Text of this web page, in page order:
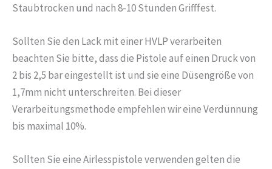
Staubtrocken und nach 8-10 Stunden Grifffest.
Sollten Sie den Lack mit einer HVLP verarbeiten
beachten Sie bitte, dass die Pistole auf einen Druck von
2 bis 2,5 bar eingestellt ist und sie eine Düsengröße von
1,7mm nicht unterschreiten. Bei dieser
Verarbeitungsmethode empfehlen wir eine Verdünnung
bis maximal 10%.
Sollten Sie eine Airlesspistole verwenden gelten die